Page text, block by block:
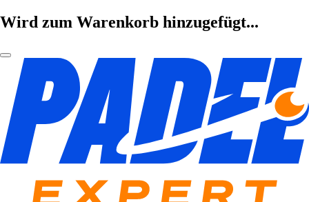
Wird zum Warenkorb hinzugefügt...